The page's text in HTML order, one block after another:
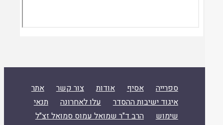
ספרייה אסיף אודות צור קשר
אתר
איגוד ישיבות ההסדר
עלו לאחרונה
תנאי
שימוש
הרב ד"ר שמואל עמוס סמואל זצ"ל